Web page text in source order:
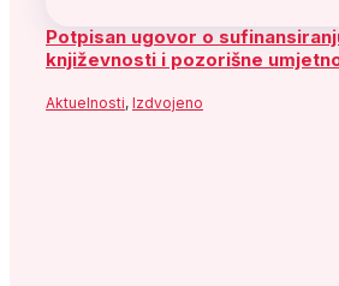
Potpisan ugovor o
književnosti i pozorišne
Aktuelnosti, Izdvojeno